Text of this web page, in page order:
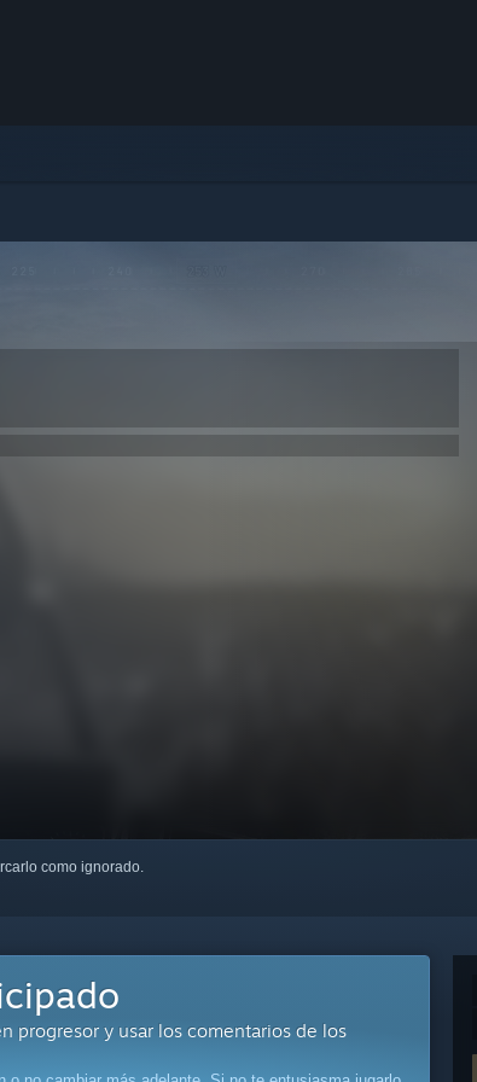
como ignorado.
progresor y usar los comentarios de los